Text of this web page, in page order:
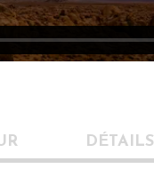
DÉTAILS